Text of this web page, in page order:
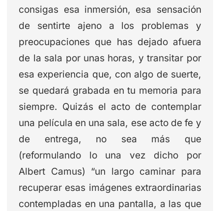
consigas esa inmersión, esa sensación
de sentirte ajeno a los problemas y
preocupaciones que has dejado afuera
de la sala por unas horas, y transitar por
esa experiencia que, con algo de suerte,
se quedará grabada en tu memoria para
siempre. Quizás el acto de contemplar
una película en una sala, ese acto de fe y
de entrega, no sea más que
(reformulando lo una vez dicho por
Albert Camus) “un largo caminar para
recuperar esas imágenes extraordinarias
contempladas en una pantalla, a las que